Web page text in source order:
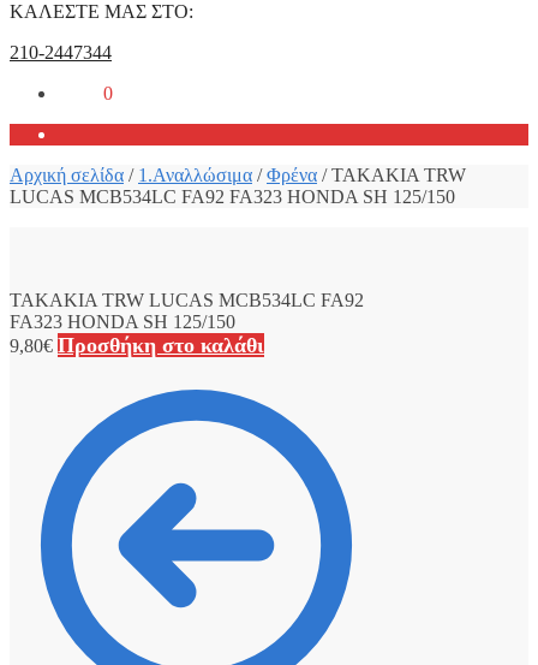
ΚΑΛΕΣΤΕ ΜΑΣ ΣΤΟ:
210-2447344
0
Αρχική σελίδα / 1.Αναλλώσιμα /Φρένα /ΤΑΚΑΚΙΑ TRW
LUCAS MCB534LC FA92 FA323 HONDA SH 125/150
ΤΑΚΑΚΙΑ TRW LUCAS MCB534LC FA92
FA323 HONDA SH 125/150
9,80€ Προσθήκη στο καλάθι